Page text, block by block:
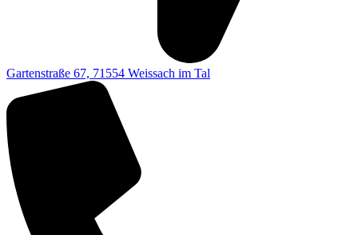
Gartenstraße 67, 71554 Weissach im Tal